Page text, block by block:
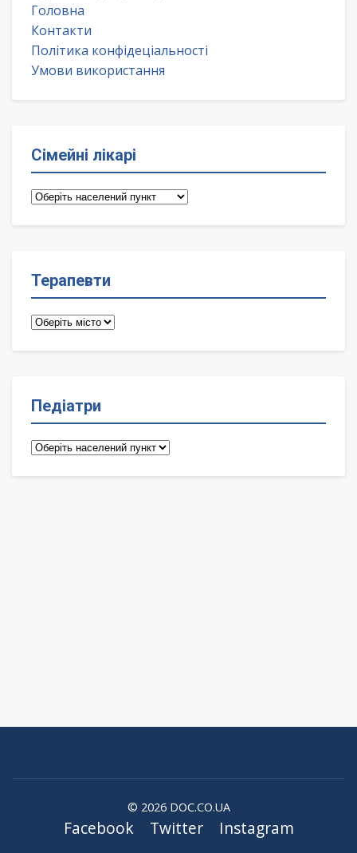
Головна
Контакти
Політика конфідеціальності
Умови використання
Сімейні лікарі
Сімейні
Терапевти
Терапевти
Педіатри
Педіатри
© 2026 DOC.CO.UA
Facebook Twitter Instagram